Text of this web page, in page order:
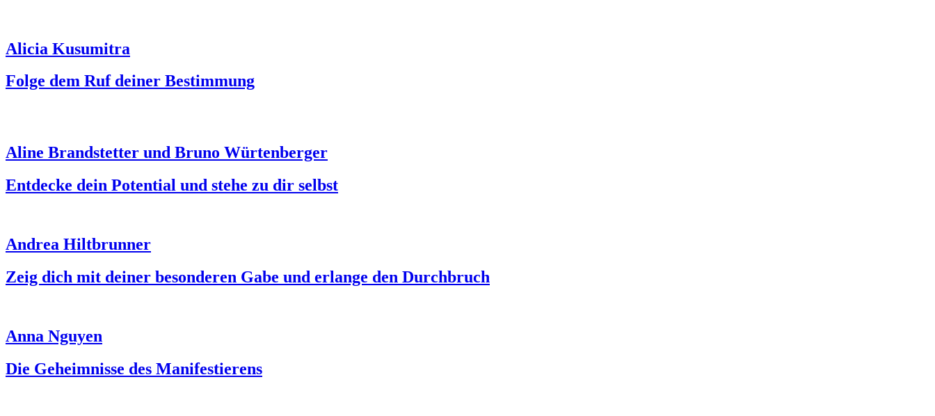
Alicia Kusumitra
Folge dem Ruf deiner Bestimmung
Aline Brandstetter und Bruno Würtenberger
Entdecke dein Potential und stehe zu dir selbst
Andrea Hiltbrunner
Zeig dich mit deiner besonderen Gabe und erlange den Durchbruch
Anna Nguyen
Die Geheimnisse des Manifestierens